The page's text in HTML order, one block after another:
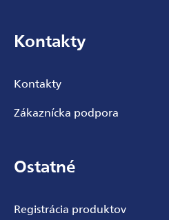
Kontakty
Kontakty
Zákaznícka podpora
Ostatné
Registrácia produktov